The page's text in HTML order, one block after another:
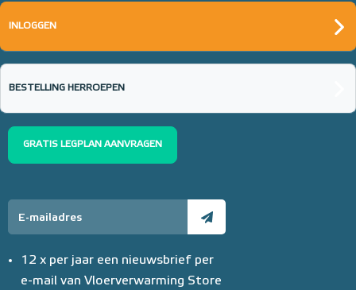
INLOGGEN
BESTELLING HERROEPEN
GRATIS LEGPLAN AANVRAGEN
12 x per jaar een nieuwsbrief per
e-mail van Vloerverwarming Store